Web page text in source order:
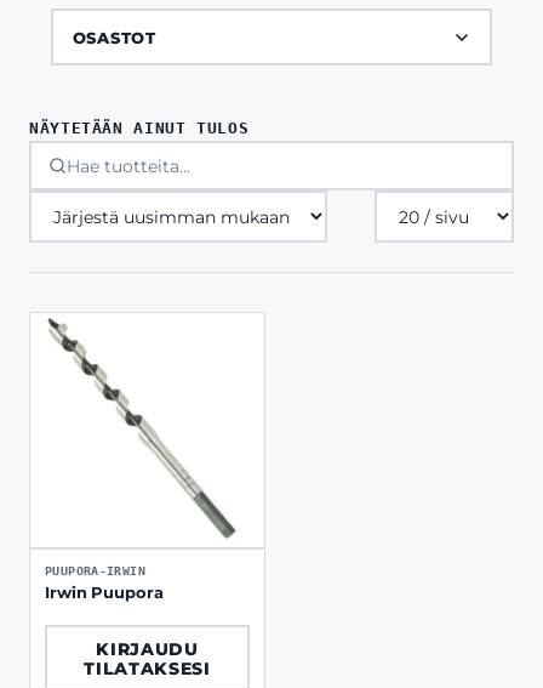
OSASTOT
NÄYTETÄÄN AINUT TULOS
Tuotteita
sivulla
PUUPORA-IRWIN
Irwin Puupora
KIRJAUDU
TILATAKSESI